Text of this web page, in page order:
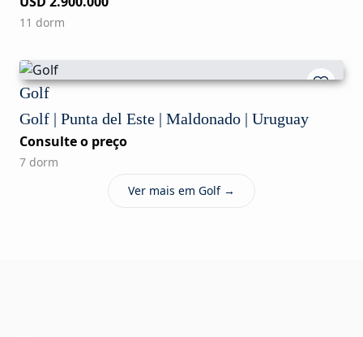
11 dorm
Golf
Golf | Punta del Este | Maldonado | Uruguay
Consulte o preço
7 dorm
Ver mais em Golf →